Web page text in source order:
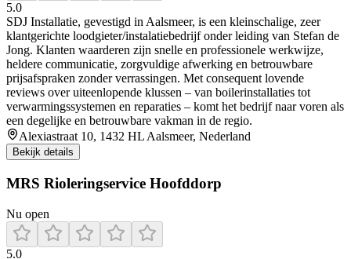
5.0
SDJ Installatie, gevestigd in Aalsmeer, is een kleinschalige, zeer
klantgerichte loodgieter/instalatiebedrijf onder leiding van Stefan de
Jong. Klanten waarderen zijn snelle en professionele werkwijze,
heldere communicatie, zorgvuldige afwerking en betrouwbare
prijsafspraken zonder verrassingen. Met consequent lovende
reviews over uiteenlopende klussen – van boilerinstallaties tot
verwarmingssystemen en reparaties – komt het bedrijf naar voren als
een degelijke en betrouwbare vakman in de regio.
Alexiastraat 10, 1432 HL Aalsmeer, Nederland
Bekijk details
MRS Rioleringservice Hoofddorp
Nu open
5.0